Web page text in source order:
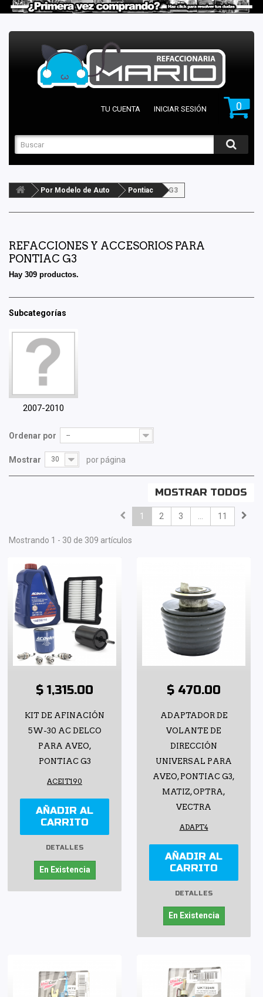
0
TU CUENTA INICIAR SESIÓN
Por Modelo de Auto Pontiac G3
REFACCIONES Y ACCESORIOS PARA
PONTIAC G3
Hay 309 productos.
Subcategorías
2007-2010
Ordenar por --
Mostrar 30 por página
MOSTRAR TODOS
1 2 3 ... 11
Mostrando 1 - 30 de 309 artículos
$ 1,315.00
KIT DE AFINACIÓN
5W-30 AC DELCO
PARA AVEO,
PONTIAC G3
ACEIT190
AÑADIR AL
CARRITO
DETALLES
En Existencia
$ 470.00
ADAPTADOR DE
VOLANTE DE
DIRECCIÓN
UNIVERSAL PARA
AVEO, PONTIAC G3,
MATIZ, OPTRA,
VECTRA
ADAPT4
AÑADIR AL
CARRITO
DETALLES
En Existencia